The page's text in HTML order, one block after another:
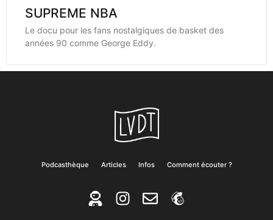
SUPREME NBA
Le docu pour les fans nostalgiques de basket des
années 90 comme George Eddy.
Podcasthèque Articles Infos Comment écouter ?